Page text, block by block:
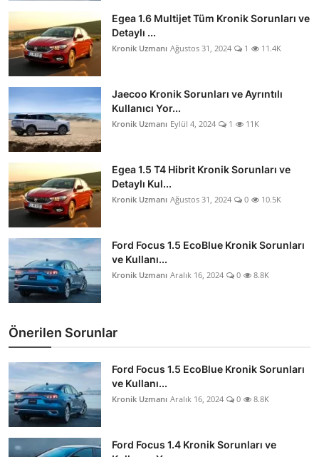
Egea 1.6 Multijet Tüm Kronik Sorunları ve
Detaylı ...
Kronik Uzmanı Ağustos 31, 2024 1 11.4K
Jaecoo Kronik Sorunları ve Ayrıntılı
Kullanıcı Yor...
Kronik Uzmanı Eylül 4, 2024 1 11K
Egea 1.5 T4 Hibrit Kronik Sorunları ve
Detaylı Kul...
Kronik Uzmanı Ağustos 31, 2024 0 10.5K
Ford Focus 1.5 EcoBlue Kronik Sorunları
ve Kullanı...
Kronik Uzmanı Aralık 16, 2024 0 8.8K
Önerilen Sorunlar
Ford Focus 1.5 EcoBlue Kronik Sorunları
ve Kullanı...
Kronik Uzmanı Aralık 16, 2024 0 8.8K
Ford Focus 1.4 Kronik Sorunları ve